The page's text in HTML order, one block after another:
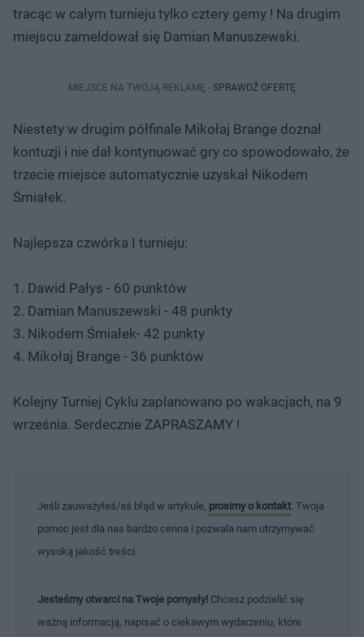
tracąc w całym turnieju tylko cztery gemy ! Na drugim
miejscu zameldował się Damian Manuszewski.
MIEJSCE NA TWOJĄ REKLAMĘ - SPRAWDŹ OFERTĘ
Niestety w drugim półfinale Mikołaj Brange doznał
kontuzji i nie dał kontynuować gry co spowodowało, że
trzecie miejsce automatycznie uzyskał Nikodem
Śmiałek.
Najlepsza czwórka I turnieju:
1. Dawid Pałys - 60 punktów
2. Damian Manuszewski - 48 punkty
3. Nikodem Śmiałek- 42 punkty
4. Mikołaj Brange - 36 punktów
Kolejny Turniej Cyklu zaplanowano po wakacjach, na 9
września. Serdecznie ZAPRASZAMY !
Jeśli zauważyłeś/aś błąd w artykule, prosimy o kontakt . Twoja
pomoc jest dla nas bardzo cenna i pozwala nam utrzymywać
wysoką jakość treści.
Jesteśmy otwarci na Twoje pomysły! Chcesz podzielić się
ważną informacją, napisać o ciekawym wydarzeniu, które